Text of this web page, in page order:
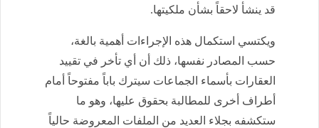
قد ينشأ لاحقاً بشأن ملكيتها.
ويكتسي استكمال هذه الإجراءات أهمية بالغة،
حسب المصادر نفسها، ذلك أن أي تأخر في تقييد
العقارات بأسماء الجماعات سيترك باباً مفتوحاً أمام
أطراف أخرى للمطالبة بحقوق عليها، وهو ما
ستكشفه بجلاء العديد من الملفات المعروضة حالياً